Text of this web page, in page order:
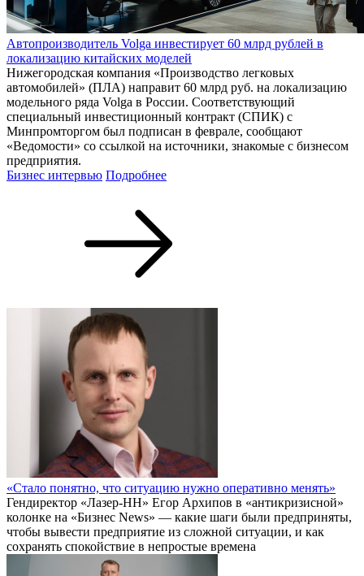
Автопроизводитель Volga инвестирует 60 млрд рублей в
локализацию китайских моделей
Нижегородская компания «Производство легковых
автомобилей» (ПЛА) направит 60 млрд руб. на локализацию
модельного ряда Volga в России. Соответствующий
специальный инвестиционный контракт (СПИК) с
Минпромторгом был подписан в феврале, сообщают
«Ведомости» со ссылкой на источники, знакомые с бизнесом
предприятия.
Бизнес интервью Подробнее
«Стало понятно, что ситуацию нужно оперативно менять»
Гендиректор «Лазер-НН» Егор Архипов в «антикризисной»
колонке на «Бизнес News» — какие шаги были предприняты,
чтобы вывести предприятие из сложной ситуации, и как
сохранять спокойствие в непростые времена